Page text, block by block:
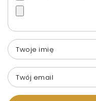
Twoje imię
Twój email